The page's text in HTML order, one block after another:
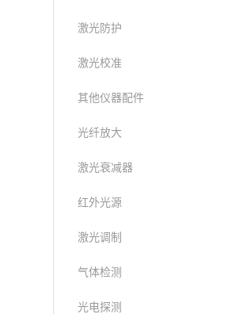
激光防护
激光校准
其他仪器配件
光纤放大
激光衰减器
红外光源
激光调制
气体检测
光电探测